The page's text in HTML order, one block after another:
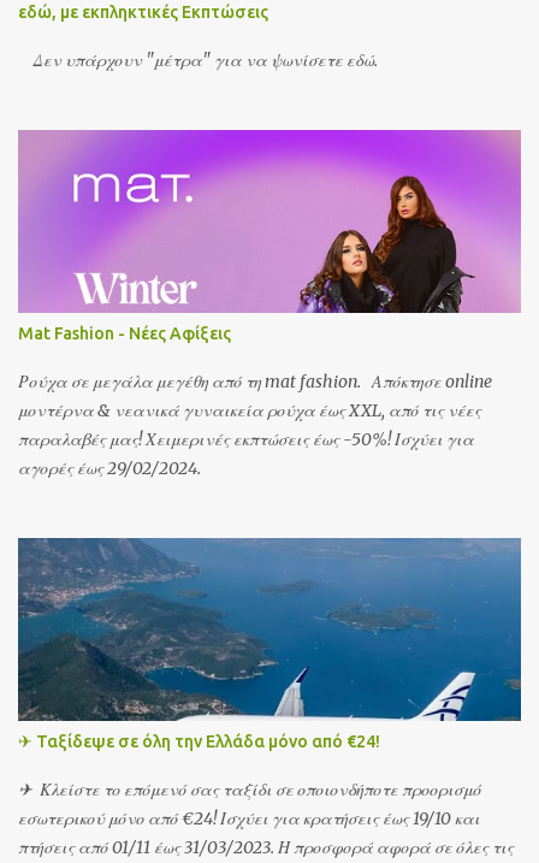
εδώ, με εκπληκτικές Εκπτώσεις
Δεν υπάρχουν "μέτρα" για να ψωνίσετε εδώ.
Mat Fashion - Νέες Αφίξεις
Ρούχα σε μεγάλα μεγέθη από τη mat fashion. Απόκτησε online
μοντέρνα & νεανικά γυναικεία ρούχα έως XXL, από τις νέες
παραλαβές μας! Χειμερινές εκπτώσεις έως -50%! Ισχύει για
αγορές έως 29/02/2024.
✈ Ταξίδεψε σε όλη την Ελλάδα μόνο από €24!
✈ Κλείστε το επόμενό σας ταξίδι σε οποιονδήποτε προορισμό
εσωτερικού μόνο από €24! Ισχύει για κρατήσεις έως 19/10 και
πτήσεις από 01/11 έως 31/03/2023. Η προσφορά αφορά σε όλες τις